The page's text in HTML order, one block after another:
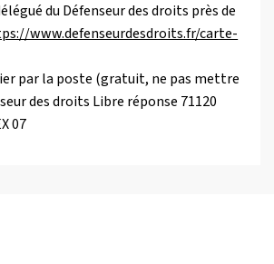
du Défenseur des droits près de
www.defenseurdesdroits.fr/carte-
par la poste (gratuit, ne pas mettre
des droits Libre réponse 71120
07